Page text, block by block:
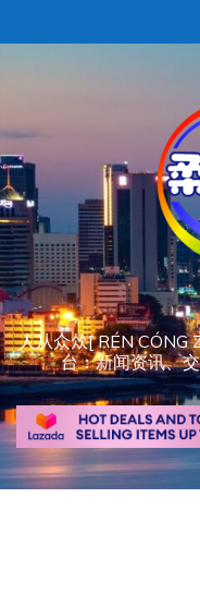
至
人从众𠈌[ RÉN CÓNG
台：新闻资讯、